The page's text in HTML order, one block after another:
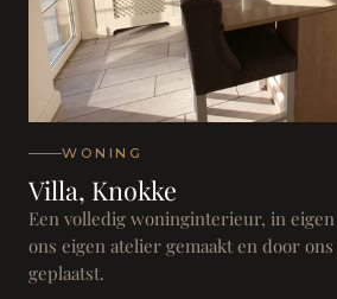
WONING
Villa, Knokke
Een volledig woninginterieur, in
ons eigen atelier gemaakt en door
geplaatst.